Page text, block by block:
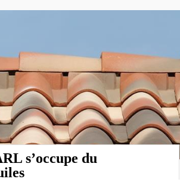
s’occupe du